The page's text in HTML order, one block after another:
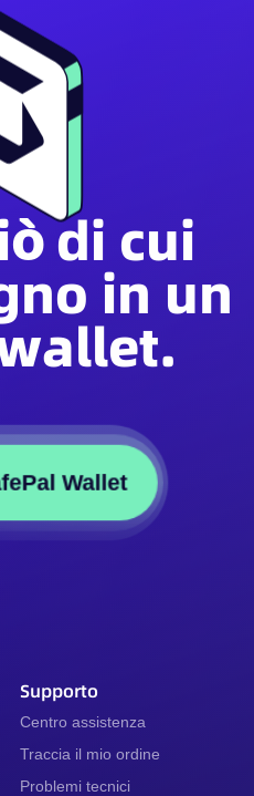
di cui
in un
Wallet
Supporto
Centro assistenza
Traccia il mio ordine
Problemi tecnici